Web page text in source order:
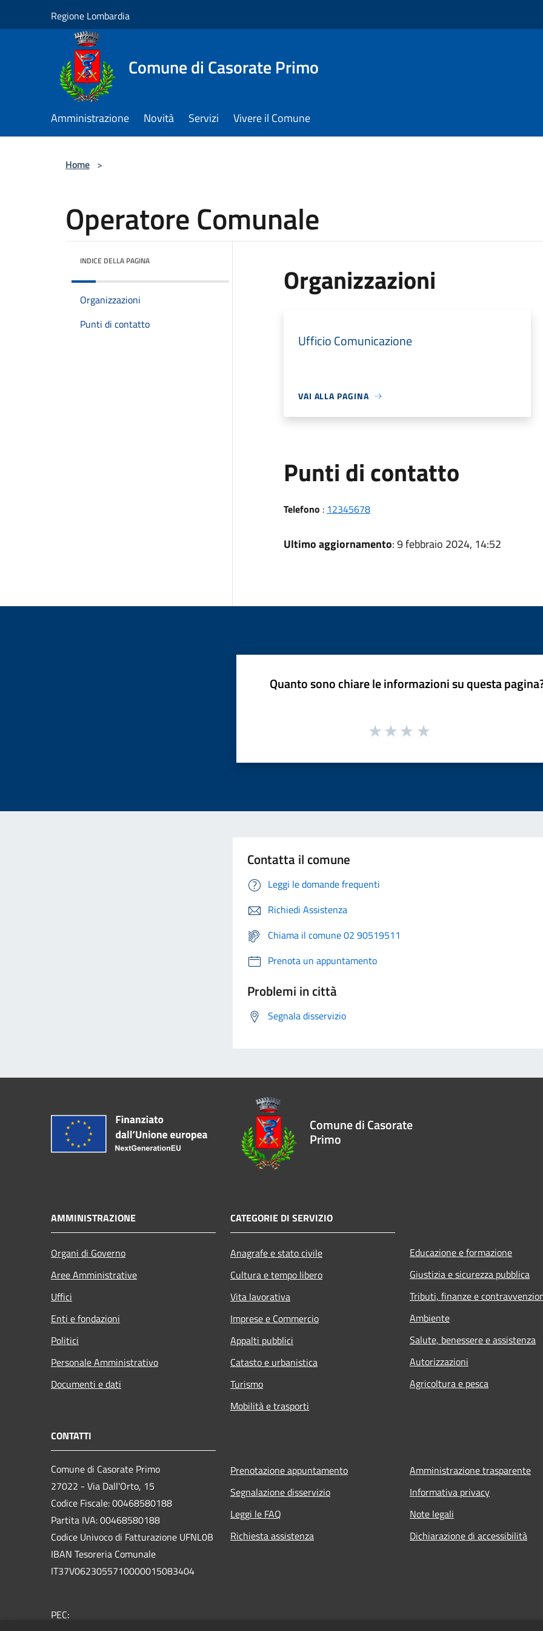
Regione Lombardia
Comune di Casorate Primo
Amministrazione Novità Servizi Vivere il Comune
Home >
Operatore Comunale
INDICE DELLA PAGINA
Organizzazioni
Punti di contatto
Organizzazioni
Ufficio Comunicazione
VAI ALLA PAGINA
Punti di contatto
Telefono : 12345678
Ultimo aggiornamento: 9 febbraio 2024, 14:52
Quanto sono chiare le informazioni su questa
Contatta il comune
Leggi le domande frequenti
Richiedi Assistenza
Chiama il comune 02 90519511
Prenota un appuntamento
Problemi in città
Segnala disservizio
Comune di Casorate
Primo
AMMINISTRAZIONE
Organi di Governo
Aree Amministrative
Uffici
Enti e fondazioni
Politici
Personale Amministrativo
Documenti e dati
CATEGORIE DI SERVIZIO
Anagrafe e stato civile
Cultura e tempo libero
Vita lavorativa
Imprese e Commercio
Appalti pubblici
Catasto e urbanistica
Turismo
Mobilità e trasporti
Educazione e formazione
Giustizia e sicurezza pubblica
Tributi, finanze e
Ambiente
Salute, benessere e assistenza
Autorizzazioni
Agricoltura e pesca
CONTATTI
Comune di Casorate Primo
27022 - Via Dall'Orto, 15
Codice Fiscale: 00468580188
Partita IVA: 00468580188
Codice Univoco di Fatturazione UFNL0B
IBAN Tesoreria Comunale
IT37V0623055710000015083404
PEC:
Prenotazione appuntamento
Segnalazione disservizio
Leggi le FAQ
Richiesta assistenza
Amministrazione trasparente
Informativa privacy
Note legali
Dichiarazione di accessibilità